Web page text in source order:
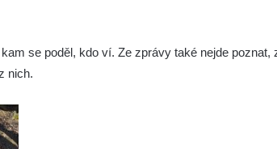
v ZOO Hluboká
Hluboká
Hluboká
Hluboká
se poděl, kdo ví. Ze zprávy také nejde
nich.